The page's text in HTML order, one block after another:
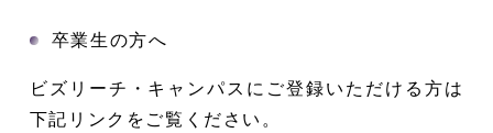
卒業生の方へ
ビズリーチ・キャンパスにご登録いただける方は
下記リンクをご覧ください。